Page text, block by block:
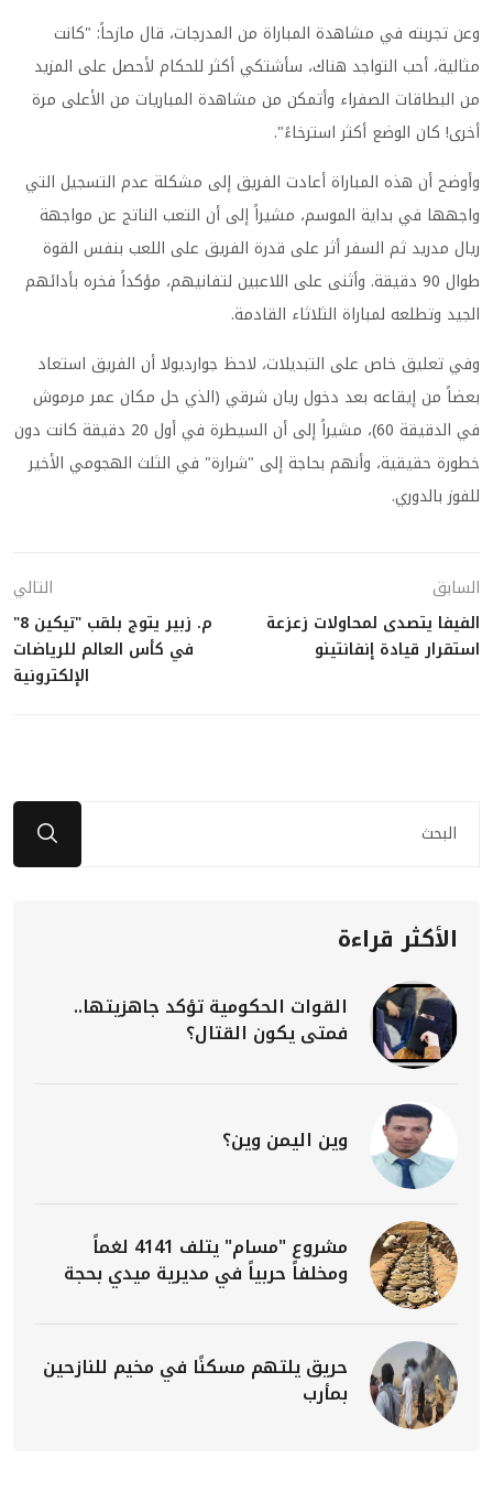
وعن تجربته في مشاهدة المباراة من المدرجات، قال مازحاً: "كانت
مثالية، أحب التواجد هناك، سأشتكي أكثر للحكام لأحصل على المزيد
من البطاقات الصفراء وأتمكن من مشاهدة المباريات من الأعلى مرة
أخرى! كان الوضع أكثر استرخاءً".
وأوضح أن هذه المباراة أعادت الفريق إلى مشكلة عدم التسجيل التي
واجهها في بداية الموسم، مشيراً إلى أن التعب الناتج عن مواجهة
ريال مدريد ثم السفر أثر على قدرة الفريق على اللعب بنفس القوة
طوال 90 دقيقة. وأثنى على اللاعبين لتفانيهم، مؤكداً فخره بأدائهم
الجيد وتطلعه لمباراة الثلاثاء القادمة.
وفي تعليق خاص على التبديلات، لاحظ جوارديولا أن الفريق استعاد
بعضاً من إيقاعه بعد دخول ريان شرقي (الذي حل مكان عمر مرموش
في الدقيقة 60)، مشيراً إلى أن السيطرة في أول 20 دقيقة كانت دون
خطورة حقيقية، وأنهم بحاجة إلى "شرارة" في الثلث الهجومي الأخير
للفوز بالدوري.
السابق
الفيفا يتصدى لمحاولات زعزعة
استقرار قيادة إنفانتينو
التالي
م. زبير يتوج بلقب "تيكين 8"
في كأس العالم للرياضات
الإلكترونية
الأكثر قراءة
القوات الحكومية تؤكد جاهزيتها..
فمتى يكون القتال؟
وين اليمن وين؟
مشروع "مسام" يتلف 4141 لغماً
ومخلفاً حربياً في مديرية ميدي بحجة
حريق يلتهم مسكنًا في مخيم للنازحين
بمأرب